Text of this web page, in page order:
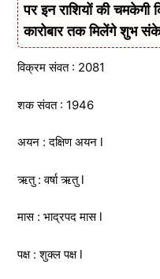
पर इन राशियों की
कारोबार तक मिलेंगे शुभ
विक्रम संवत : 2081
शक संवत : 1946
अयन : दक्षिण अयन l
ऋतु : वर्षा ऋतु l
मास : भाद्रपद मास l
पक्ष : शुक्ल पक्ष l